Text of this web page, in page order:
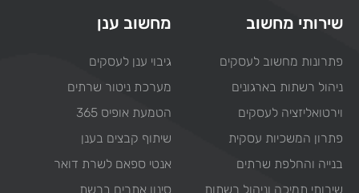
שירותי מחשוב
פתרונות מחשוב לעסקים
ניהול רשתות בארגונים
וירטואליזציה לעסקים
פתרון המשכיות עסקית
בנייה והחלפת שרתים
שירותי תמיכה וניהול רשתות
מחשוב ענן
גיבוי ענן לעסקים
מערכת ניטור שרתים
הטמעת אופיס 365
שיתוף קבצים בענן
אנטי ספאם לשרת דואר
סינון אתרים ברשת